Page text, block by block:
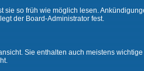
so früh wie möglich lesen.
der Board-Administrator fest.
Sie enthalten auch meistens